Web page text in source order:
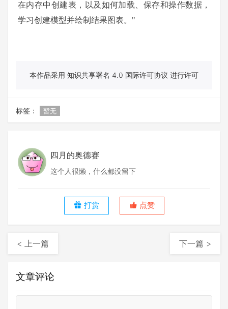
在内存中创建表，以及如何加载、保存和操作数据，
学习创建模型并绘制结果图表。"
本作品采用 知识共享署名 4.0 国际许可协议 进行许可
标签： 暂无
四月的奥德赛
这个人很懒，什么都没留下
打赏 点赞
< 上一篇 下一篇 >
文章评论